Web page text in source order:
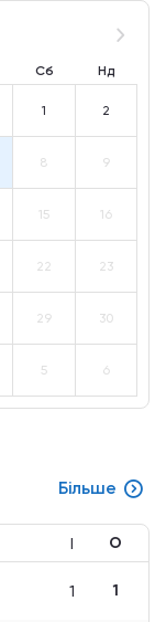
Сб Нд
1 2
8 9
15 16
22 23
29 30
5 6
Більше
І О
1 1